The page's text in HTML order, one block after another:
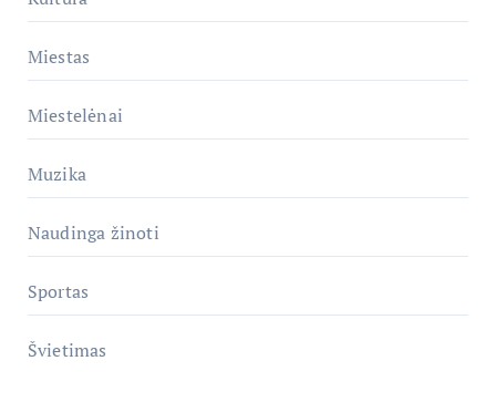
Miestas
Miestelėnai
Muzika
Naudinga žinoti
Sportas
Švietimas